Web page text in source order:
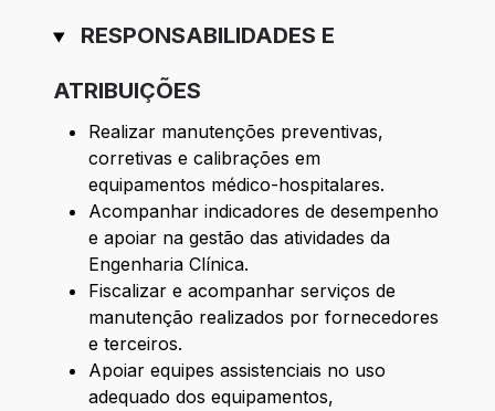
RESPONSABILIDADES E
ATRIBUIÇÕES
Realizar manutenções preventivas,
corretivas e calibrações em
equipamentos médico-hospitalares.
Acompanhar indicadores de desempenho
e apoiar na gestão das atividades da
Engenharia Clínica.
Fiscalizar e acompanhar serviços de
manutenção realizados por fornecedores
e terceiros.
Apoiar equipes assistenciais no uso
adequado dos equipamentos,